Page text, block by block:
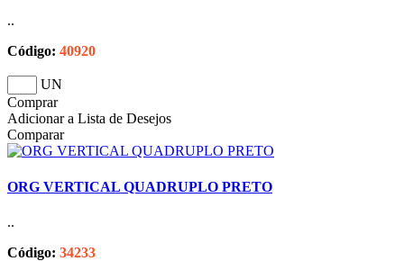
..
Código: 40920
UN
Comprar
Adicionar a Lista de Desejos
Comparar
ORG VERTICAL QUADRUPLO PRETO
..
Código: 34233